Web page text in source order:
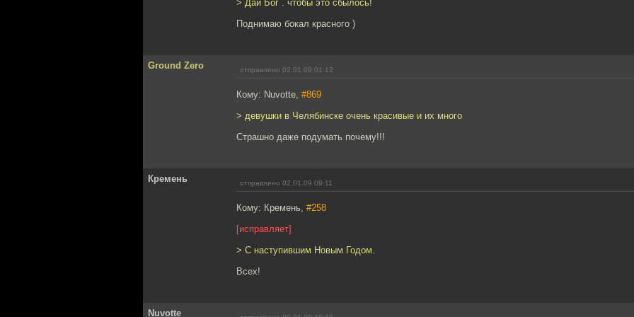
> Дай Бог . чтобы это сбылось!
Поднимаю бокал красного )
Ground Zero отправлено 02.01.09 01:12
Кому: Nuvotte, #869
> девушки в Челябинске очень красивые и их много
Страшно даже подумать почему!!!
Кремень отправлено 02.01.09 09:11
Кому: Кремень, #258
[исправляет]
> С наступившим Новым Годом.
Всех!
Nuvotte